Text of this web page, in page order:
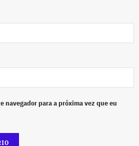
navegador para a próxima vez que eu